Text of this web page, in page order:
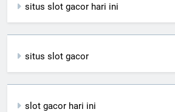
situs slot gacor hari ini
situs slot gacor
slot gacor hari ini